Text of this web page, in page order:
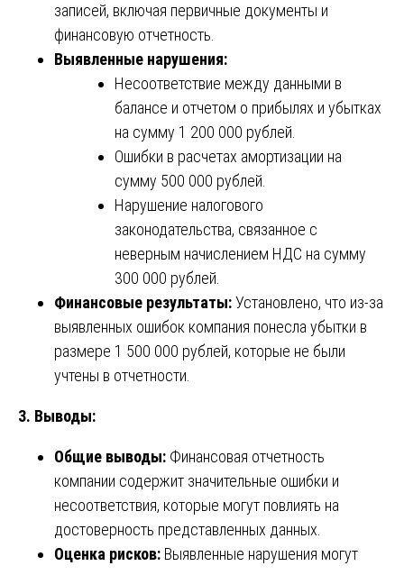
записей, включая первичные документы и
финансовую отчетность.
Выявленные нарушения:
Несоответствие между данными в
балансе и отчетом о прибылях и убытках
на сумму 1 200 000 рублей.
Ошибки в расчетах амортизации на
сумму 500 000 рублей.
Нарушение налогового
законодательства, связанное с
неверным начислением НДС на сумму
300 000 рублей.
Финансовые результаты:Установлено, что из-за
выявленных ошибок компания понесла убытки в
размере 1 500 000 рублей, которые не были
учтены в отчетности.
3. Выводы:
Общие выводы: Финансовая отчетность
компании содержит значительные ошибки и
несоответствия, которые могут повлиять на
достоверность представленных данных.
Оценка рисков: Выявленные нарушения могут